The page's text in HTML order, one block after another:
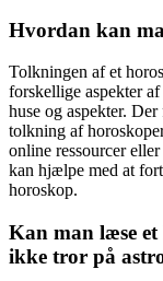
Hvordan kan
Tolkningen af et
forskellige aspekter af
huse og aspekter.
tolkning af
online ressourcer
kan hjælpe med at
horoskop.
Kan man læse et
ikke tror på